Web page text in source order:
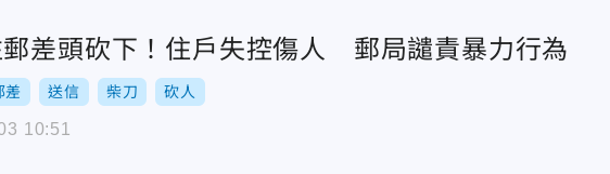
差頭砍下！住戶失控傷人 郵局譴責暴力行為
差 送信 柴刀 砍人
10:51